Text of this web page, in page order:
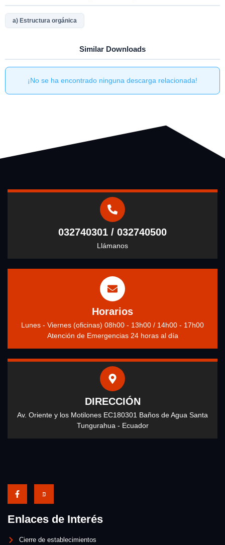
a) Estructura orgánica
Similar Downloads
¡No se ha encontrado ninguna descarga relacionada!
032740301 / 032740500
Llámanos
Horarios
Lunes - Viernes (oficinas) 08h00 - 13h00 / 14h00 - 17h00
Atención de Emergencias 24 horas al día
DIRECCIÓN
Av. Oriente y los Motilones EC180301 Baños de Agua Santa
Tungurahua - Ecuador
Enlaces de Interés
Cierre de establecimientos